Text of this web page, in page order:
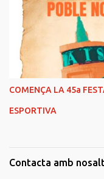
COMENÇA LA 45a
ESPORTIVA
Contacta amb